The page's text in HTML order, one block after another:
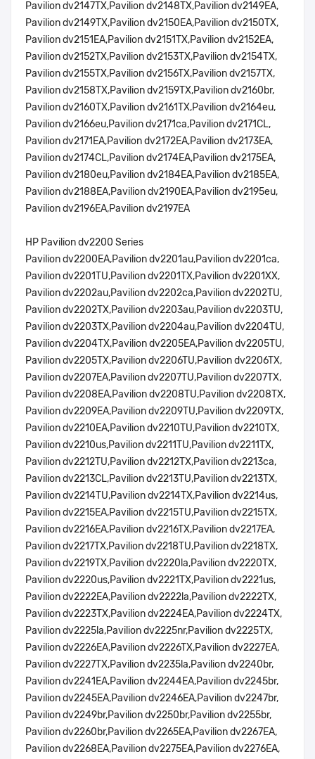
Pavilion dv2147TX,Pavilion dv2148TX,Pavilion dv2149EA,
Pavilion dv2149TX,Pavilion dv2150EA,Pavilion dv2150TX,
Pavilion dv2151EA,Pavilion dv2151TX,Pavilion dv2152EA,
Pavilion dv2152TX,Pavilion dv2153TX,Pavilion dv2154TX,
Pavilion dv2155TX,Pavilion dv2156TX,Pavilion dv2157TX,
Pavilion dv2158TX,Pavilion dv2159TX,Pavilion dv2160br,
Pavilion dv2160TX,Pavilion dv2161TX,Pavilion dv2164eu,
Pavilion dv2166eu,Pavilion dv2171ca,Pavilion dv2171CL,
Pavilion dv2171EA,Pavilion dv2172EA,Pavilion dv2173EA,
Pavilion dv2174CL,Pavilion dv2174EA,Pavilion dv2175EA,
Pavilion dv2180eu,Pavilion dv2184EA,Pavilion dv2185EA,
Pavilion dv2188EA,Pavilion dv2190EA,Pavilion dv2195eu,
Pavilion dv2196EA,Pavilion dv2197EA
HP Pavilion dv2200 Series
Pavilion dv2200EA,Pavilion dv2201au,Pavilion dv2201ca,
Pavilion dv2201TU,Pavilion dv2201TX,Pavilion dv2201XX,
Pavilion dv2202au,Pavilion dv2202ca,Pavilion dv2202TU,
Pavilion dv2202TX,Pavilion dv2203au,Pavilion dv2203TU,
Pavilion dv2203TX,Pavilion dv2204au,Pavilion dv2204TU,
Pavilion dv2204TX,Pavilion dv2205EA,Pavilion dv2205TU,
Pavilion dv2205TX,Pavilion dv2206TU,Pavilion dv2206TX,
Pavilion dv2207EA,Pavilion dv2207TU,Pavilion dv2207TX,
Pavilion dv2208EA,Pavilion dv2208TU,Pavilion dv2208TX,
Pavilion dv2209EA,Pavilion dv2209TU,Pavilion dv2209TX,
Pavilion dv2210EA,Pavilion dv2210TU,Pavilion dv2210TX,
Pavilion dv2210us,Pavilion dv2211TU,Pavilion dv2211TX,
Pavilion dv2212TU,Pavilion dv2212TX,Pavilion dv2213ca,
Pavilion dv2213CL,Pavilion dv2213TU,Pavilion dv2213TX,
Pavilion dv2214TU,Pavilion dv2214TX,Pavilion dv2214us,
Pavilion dv2215EA,Pavilion dv2215TU,Pavilion dv2215TX,
Pavilion dv2216EA,Pavilion dv2216TX,Pavilion dv2217EA,
Pavilion dv2217TX,Pavilion dv2218TU,Pavilion dv2218TX,
Pavilion dv2219TX,Pavilion dv2220la,Pavilion dv2220TX,
Pavilion dv2220us,Pavilion dv2221TX,Pavilion dv2221us,
Pavilion dv2222EA,Pavilion dv2222la,Pavilion dv2222TX,
Pavilion dv2223TX,Pavilion dv2224EA,Pavilion dv2224TX,
Pavilion dv2225la,Pavilion dv2225nr,Pavilion dv2225TX,
Pavilion dv2226EA,Pavilion dv2226TX,Pavilion dv2227EA,
Pavilion dv2227TX,Pavilion dv2235la,Pavilion dv2240br,
Pavilion dv2241EA,Pavilion dv2244EA,Pavilion dv2245br,
Pavilion dv2245EA,Pavilion dv2246EA,Pavilion dv2247br,
Pavilion dv2249br,Pavilion dv2250br,Pavilion dv2255br,
Pavilion dv2260br,Pavilion dv2265EA,Pavilion dv2267EA,
Pavilion dv2268EA,Pavilion dv2275EA,Pavilion dv2276EA,